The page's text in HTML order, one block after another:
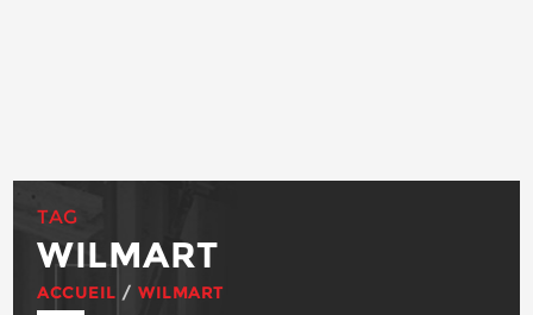
TAG
WILMART
ACCUEIL /WILMART